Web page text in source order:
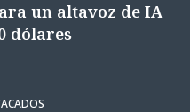
un altavoz de IA
dólares